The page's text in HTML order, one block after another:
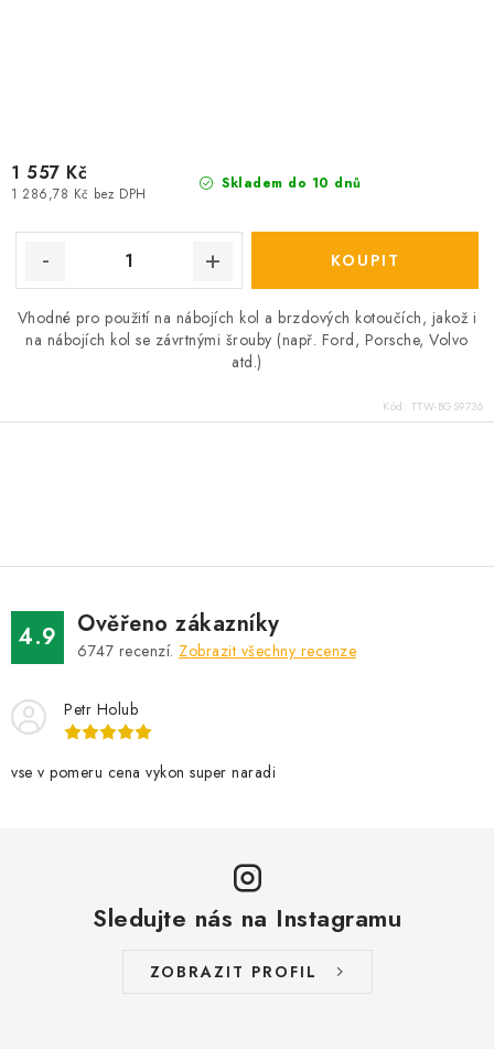
Skladem do 10 dnů
1 286,78 Kč bez DPH
1 557 Kč
Vhodné pro použití na nábojích kol a brzdových kotoučích, jakož i
na nábojích kol se závrtnými šrouby (např. Ford, Porsche, Volvo
atd.)
Kód: TTW-BGS9736
á
d
a
c
p
v
4.9 Ověřeno zákazníky
6747 recenzí. Zobrazit všechny recenze
Petr Holub
vse v pomeru cena vykon super naradi
Sledujte nás na Instagramu
ZOBRAZIT PROFIL